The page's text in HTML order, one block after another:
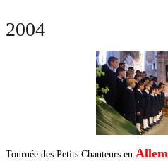
2004
Tournée des Petits Chanteurs en